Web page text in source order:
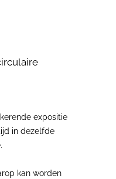
expositie
in dezelfde
kan worden